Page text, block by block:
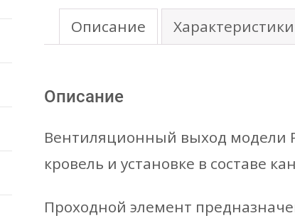
Описание Характеристики
Описание
Вентиляционный выход модели
кровель и установке в составе
Проходной элемент